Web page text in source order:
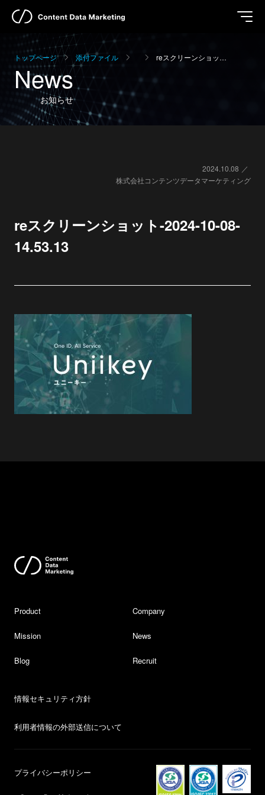
トップページ 添付ファイル reスクリーンショッ…
News
お知らせ
2024.10.08
株式会社コンテンツデータマーケティング
reスクリーンショット-2024-10-08-
14.53.13
Product Company
Mission News
Blog Recruit
情報セキュリティ方針
利用者情報の外部送信について
プライバシーポリシー